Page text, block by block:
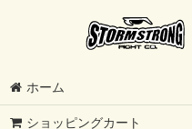
ホーム
ショッピングカート